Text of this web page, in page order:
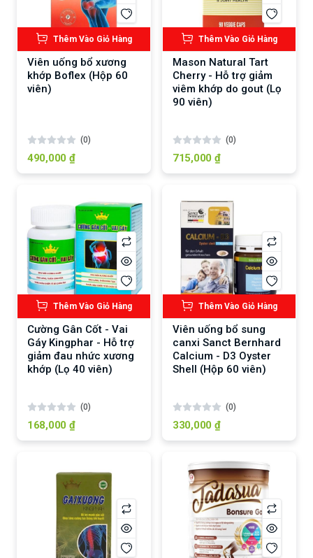
Thêm Vào Giỏ Hàng
Viên uống bổ xương
khớp Boflex (Hộp 60
viên)
(0)
490,000 ₫
Thêm Vào Giỏ Hàng
Mason Natural Tart
Cherry - Hỗ trợ giảm
viêm khớp do gout (Lọ
90 viên)
(0)
715,000 ₫
Thêm Vào Giỏ Hàng
Cường Gân Cốt - Vai
Gáy Kingphar - Hỗ trợ
giảm đau nhức xương
khớp (Lọ 40 viên)
(0)
168,000 ₫
Thêm Vào Giỏ Hàng
Viên uống bổ sung
canxi Sanct Bernhard
Calcium - D3 Oyster
Shell (Hộp 60 viên)
(0)
330,000 ₫